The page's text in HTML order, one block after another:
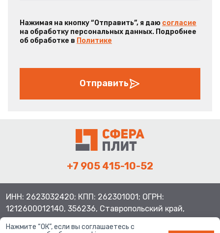
Нажимая на кнопку “Отправить”, я даю согласие
на обработку персональных данных. Подробнее
об обработке в Политике
Отправить
+7 905 415-10-52
ИНН: 2623032420; КПП: 262301001; ОГРН:
1212600012140, 356236, Ставропольский край,
Нажмите “ОК”, если вы соглашаетесь с